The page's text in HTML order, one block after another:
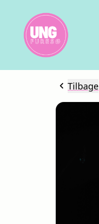
chevron_left Tilbage